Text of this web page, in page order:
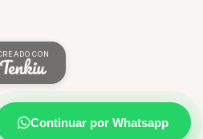
Continuar por Whatsapp
CON